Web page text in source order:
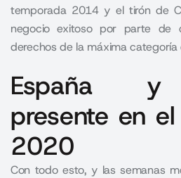
temporada 2014 y el tirón de
negocio exitoso por parte de
derechos de la máxima categoría
España y
presente en
2020
Con todo esto, y las semanas